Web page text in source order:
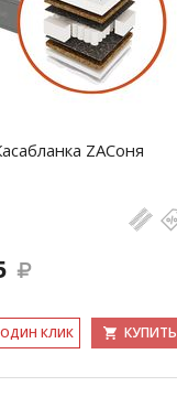
ZAСоня
КЛИК КУПИТЬ